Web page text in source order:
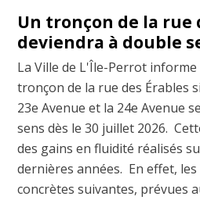
Un tronçon de la rue
deviendra à double
La Ville de L'Île-Perrot informe
tronçon de la rue des Érables
23e Avenue et la 24e Avenue
sens dès le 30 juillet 2026.
des gains en fluidité réalisés
dernières années. En effet,
concrètes suivantes, prévues